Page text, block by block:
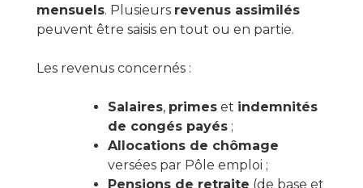
mensuels. Plusieurs revenus assimilés
peuvent être saisis en tout ou en partie.
Les revenus concernés :
Salaires, primes et indemnités
de congés payés ;
Allocations de chômage
versées par Pôle emploi ;
Pensions de retraite (de base et